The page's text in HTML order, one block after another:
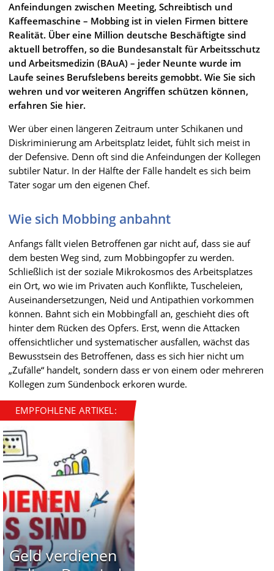
Anfeindungen zwischen Meeting, Schreibtisch und
Kaffeemaschine – Mobbing ist in vielen Firmen bittere
Realität. Über eine Million deutsche Beschäftigte sind
aktuell betroffen, so die Bundesanstalt für Arbeitsschutz
und Arbeitsmedizin (BAuA) – jeder Neunte wurde im
Laufe seines Berufslebens bereits gemobbt. Wie Sie sich
wehren und vor weiteren Angriffen schützen können,
erfahren Sie hier.
Wer über einen längeren Zeitraum unter Schikanen und
Diskriminierung am Arbeitsplatz leidet, fühlt sich meist in
der Defensive. Denn oft sind die Anfeindungen der Kollegen
subtiler Natur. In der Hälfte der Fälle handelt es sich beim
Täter sogar um den eigenen Chef.
Wie sich Mobbing anbahnt
Anfangs fällt vielen Betroffenen gar nicht auf, dass sie auf
dem besten Weg sind, zum Mobbingopfer zu werden.
Schließlich ist der soziale Mikrokosmos des Arbeitsplatzes
ein Ort, wo wie im Privaten auch Konflikte, Tuscheleien,
Auseinandersetzungen, Neid und Antipathien vorkommen
können. Bahnt sich ein Mobbingfall an, geschieht dies oft
hinter dem Rücken des Opfers. Erst, wenn die Attacken
offensichtlicher und systematischer ausfallen, wächst das
Bewusstsein des Betroffenen, dass es sich hier nicht um
„Zufälle“ handelt, sondern dass er von einem oder mehreren
Kollegen zum Sündenbock erkoren wurde.
EMPFOHLENE ARTIKEL:
Geld verdienen